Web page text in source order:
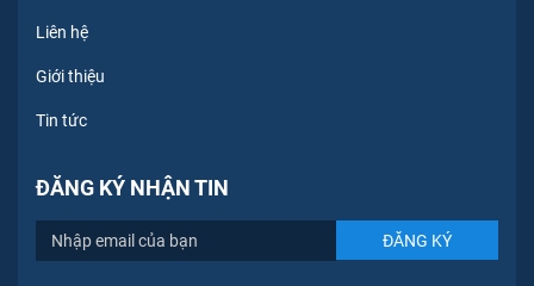
Liên hệ
Giới thiệu
Tin tức
ĐĂNG KÝ NHẬN TIN